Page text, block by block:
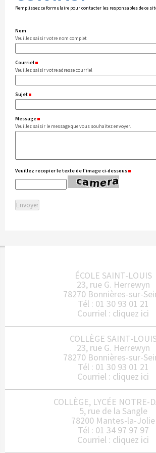
Remplissez ce formulaire pour contacter les responsables de ce
Nom
Veuillez saisir votre nom complet
Courriel
Veuillez saisir votre adresse courriel
Sujet
Message
Veuillez saisir le message que vous souhaitez envoyer.
Veuillez recopier le texte de l'image ci-dessous
ÉCOLE SAINT-LOUIS
23, rue G. Herrewyn
78270 Bonnières-sur-
Tél : 01 30 93 01 21
Courriel : cliquez ici
COLLÈGE SAINT-
23, rue G. Herrewyn
78270 Bonnières-sur-
Tél : 01 30 93 01 21
Courriel : cliquez ici
COLLÈGE, LYCÉE NOTRE-
5, rue de la Sangle
78200 Mantes-la-Jolie
Tél : 01 34 97 97 97
Courriel : cliquez ici